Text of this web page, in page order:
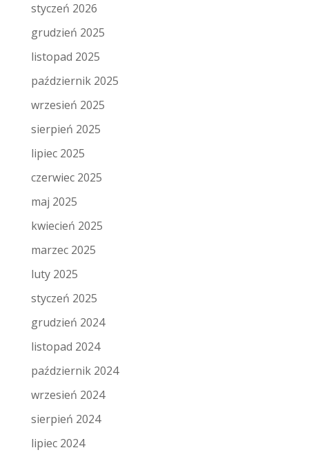
styczeń 2026
grudzień 2025
listopad 2025
październik 2025
wrzesień 2025
sierpień 2025
lipiec 2025
czerwiec 2025
maj 2025
kwiecień 2025
marzec 2025
luty 2025
styczeń 2025
grudzień 2024
listopad 2024
październik 2024
wrzesień 2024
sierpień 2024
lipiec 2024